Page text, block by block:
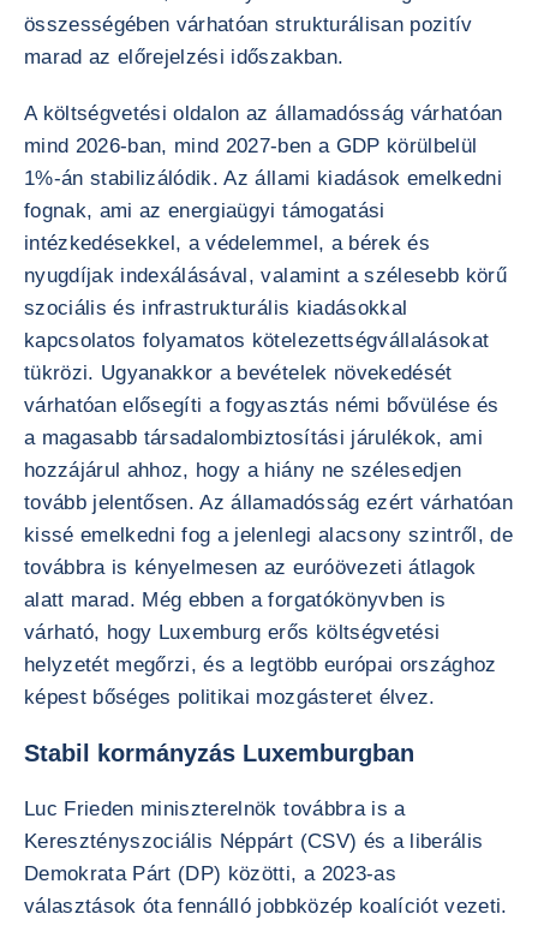
összességében várhatóan strukturálisan pozitív
marad az előrejelzési időszakban.
A költségvetési oldalon az államadósság várhatóan
mind 2026-ban, mind 2027-ben a GDP körülbelül
1%-án stabilizálódik. Az állami kiadások emelkedni
fognak, ami az energiaügyi támogatási
intézkedésekkel, a védelemmel, a bérek és
nyugdíjak indexálásával, valamint a szélesebb körű
szociális és infrastrukturális kiadásokkal
kapcsolatos folyamatos kötelezettségvállalásokat
tükrözi. Ugyanakkor a bevételek növekedését
várhatóan elősegíti a fogyasztás némi bővülése és
a magasabb társadalombiztosítási járulékok, ami
hozzájárul ahhoz, hogy a hiány ne szélesedjen
tovább jelentősen. Az államadósság ezért várhatóan
kissé emelkedni fog a jelenlegi alacsony szintről, de
továbbra is kényelmesen az euróövezeti átlagok
alatt marad. Még ebben a forgatókönyvben is
várható, hogy Luxemburg erős költségvetési
helyzetét megőrzi, és a legtöbb európai országhoz
képest bőséges politikai mozgásteret élvez.
Stabil kormányzás Luxemburgban
Luc Frieden miniszterelnök továbbra is a
Keresztényszociális Néppárt (CSV) és a liberális
Demokrata Párt (DP) közötti, a 2023-as
választások óta fennálló jobbközép koalíciót vezeti.